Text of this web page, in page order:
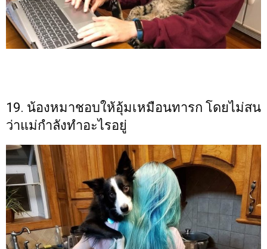
19. น้องหมาชอบให้อุ้มเหมือนทารก โดยไม่สน
ว่าแม่กำลังทำอะไรอยู่